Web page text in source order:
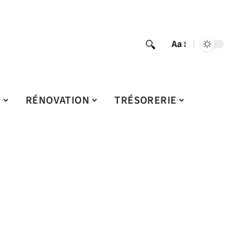
Aa
RÉNOVATION TRÉSORERIE